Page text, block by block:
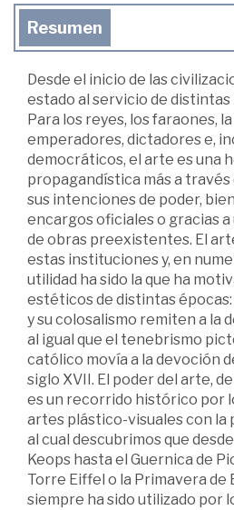
Resumen
Desde el inicio de las
estado al servicio de distintas
Para los reyes, los faraones,
emperadores, dictadores e,
democráticos, el arte es una
propagandística más a través
sus intenciones de poder,
encargos oficiales o gracias
de obras preexistentes. El
estas instituciones y, en
utilidad ha sido la que ha
estéticos de distintas
y su colosalismo remiten a la
al igual que el tenebrismo
católico movía a la devoción
siglo XVII. El poder del arte,
es un recorrido histórico por
artes plástico-visuales con la
al cual descubrimos que
Keops hasta el Guernica de
Torre Eiffel o la Primavera de
siempre ha sido utilizado por